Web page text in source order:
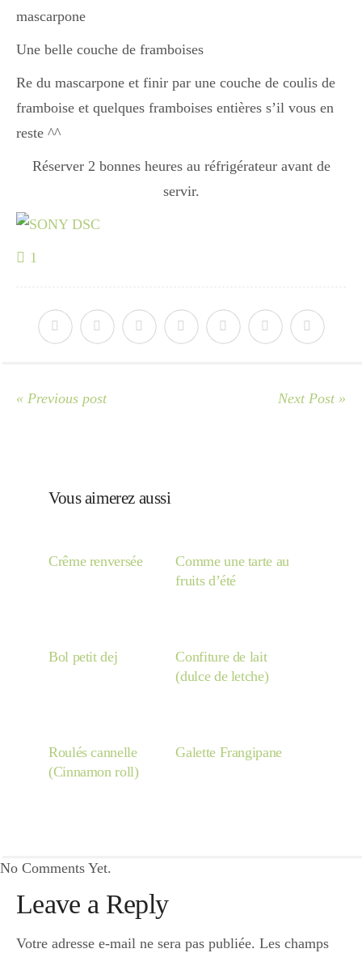
mascarpone
Une belle couche de framboises
Re du mascarpone et finir par une couche de coulis de
framboise et quelques framboises entières s’il vous en
reste ^^
Réserver 2 bonnes heures au réfrigérateur avant de
servir.
1
« Previous post Next Post »
Vous aimerez aussi
Crême renversée
Comme une tarte au
fruits d’été
Bol petit dej
Confiture de lait
(dulce de letche)
Roulés cannelle
(Cinnamon roll)
Galette Frangipane
No Comments Yet.
Leave a Reply
Votre adresse e-mail ne sera pas publiée. Les champs